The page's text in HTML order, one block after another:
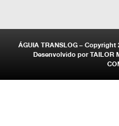
ÁGUIA TRANSLOG –
Desenvolvido porTAILOR